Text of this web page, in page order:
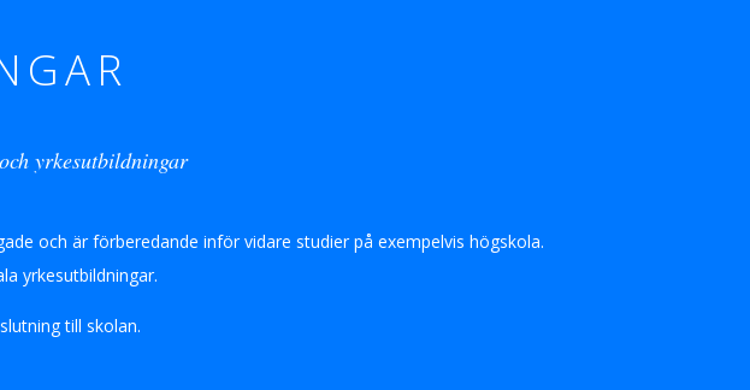
yrkesutbildningar
och är förberedande inför vidare studier på exempelvis högskola.
yrkesutbildningar.
till skolan.